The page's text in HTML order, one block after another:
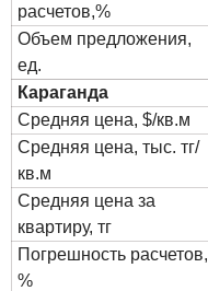
расчетов,%
Объем предложения,
ед.
Караганда
Средняя цена, $/кв.м
Средняя цена, тыс. тг/
кв.м
Средняя цена за
квартиру, тг
Погрешность расчетов,
%